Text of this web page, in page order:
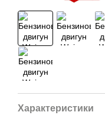
Характеристики